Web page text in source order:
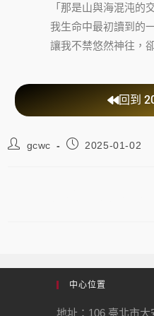
「那是山與海混沌的
我生命中最初讀到的
讓我不禁悠然神往，
回到
gcwc 2025-01-02
中心位置
地址：106 臺北市